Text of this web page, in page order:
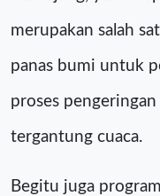
merupakan salah
panas bumi untuk
proses
tergantung cuaca.
Begitu juga